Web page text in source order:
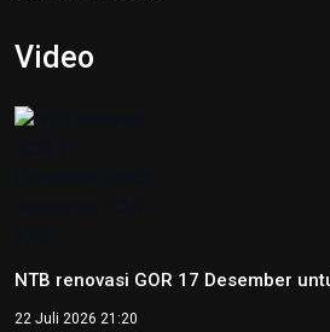
Video
NTB renovasi GOR 17 Desember
22 Juli 2026 21:20